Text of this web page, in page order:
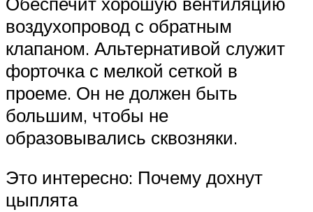
воздухопровод с обратным
клапаном. Альтернативой служит
форточка с мелкой сеткой в
проеме. Он не должен быть
большим, чтобы не
образовывались сквозняки.
Это интересно: Почему дохнут
цыплята